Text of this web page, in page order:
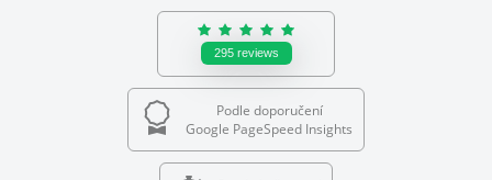
295 reviews
Podle doporučení
Google PageSpeed Insights